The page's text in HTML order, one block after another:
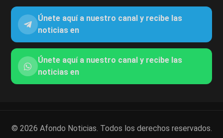
Únete aquí a nuestro canal y recibe las
noticias en
Únete aquí a nuestro canal y recibe las
noticias en
© 2026 Afondo Noticias. Todos los derechos reservados.